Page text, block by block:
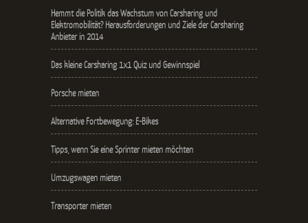
Hemmt die Politik das Wachstum von Carsharing und
Elektromobilität? Herausforderungen und Ziele der Carsharing
Anbieter in 2014
Das kleine Carsharing 1x1 Quiz und Gewinnspiel
Porsche mieten
Alternative Fortbewegung: E-Bikes
Tipps, wenn Sie eine Sprinter mieten möchten
Umzugswagen mieten
Transporter mieten